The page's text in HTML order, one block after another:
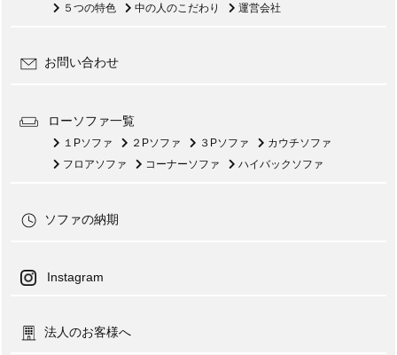
５つの特色 中の人のこだわり 運営会社
お問い合わせ
ローソファ一覧
１Pソファ ２Pソファ ３Pソファ
カウチソファ
フロアソファ
コーナーソファ ハイバックソファ
ソファの納期
Instagram
法人のお客様へ